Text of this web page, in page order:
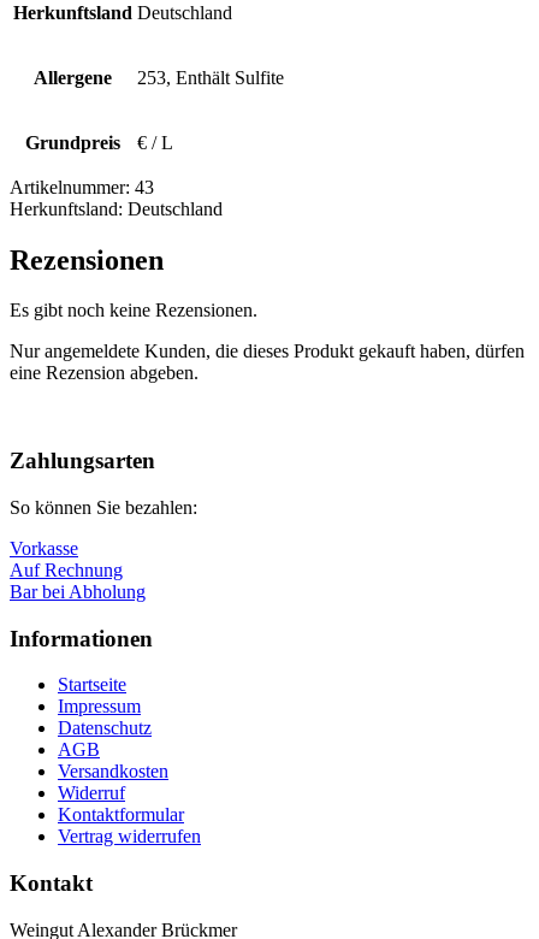
Herkunftsland Deutschland
Allergene 253, Enthält Sulfite
Grundpreis € / L
Artikelnummer: 43
Herkunftsland: Deutschland
Rezensionen
Es gibt noch keine Rezensionen.
Nur angemeldete Kunden, die dieses Produkt gekauft haben, dürfen
eine Rezension abgeben.
oben
Zahlungsarten
So können Sie bezahlen:
Vorkasse
Auf Rechnung
Bar bei Abholung
Informationen
Startseite
Impressum
Datenschutz
AGB
Versandkosten
Widerruf
Kontaktformular
Vertrag widerrufen
Kontakt
Weingut Alexander Brückmer